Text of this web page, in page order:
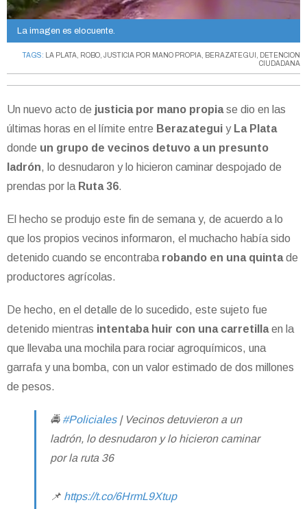
La imagen es elocuente.
TAGS: LA PLATA, ROBO, JUSTICIA POR MANO PROPIA, BERAZATEGUI , DETENCION
CIUDADANA
Un nuevo acto de justicia por mano propiase dio en las
últimas horas en el límite entre Berazategui y La Plata
donde un grupo de vecinos detuvo a un presunto
ladrón, lo desnudaron y lo hicieron caminar despojado de
prendas por la Ruta 36.
El hecho se produjo este fin de semana y, de acuerdo a lo
que los propios vecinos informaron, el muchacho había sido
detenido cuando se encontraba robando en una quintade
productores agrícolas.
De hecho, en el detalle de lo sucedido, este sujeto fue
detenido mientras intentaba huir con una carretillaen la
que llevaba una mochila para rociar agroquímicos, una
garrafa y una bomba, con un valor estimado de dos millones
de pesos.
🚔 #Policiales| Vecinos detuvieron a un
ladrón, lo desnudaron y lo hicieron caminar
por la ruta 36
📌 https://t.co/6HrmL9Xtup